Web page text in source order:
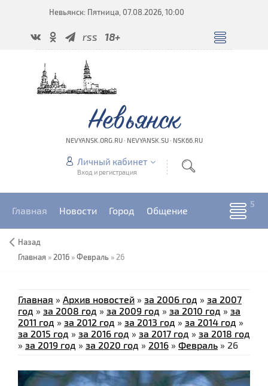
Невьянск: Пятница, 07.08.2026, 10:00
rss 18+
Невьянск
NEVYANSK.ORG.RU · NEVYANSK.SU · NSK66.RU
Личный кабинет
Вход и регистрация
Главная Новости Город Общение
Назад
Главная » 2016 »Февраль » 26
Главная » Архив новостей » за 2006 год » за 2007
год » за 2008 год » за 2009 год » за 2010 год » за
2011 год » за 2012 год » за 2013 год » за 2014 год »
за 2015 год » за 2016 год » за 2017 год » за 2018 год
» за 2019 год » за 2020 год » 2016 » Февраль » 26